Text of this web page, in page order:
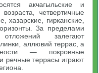
акчагыльские и
четвертичные
хазарские, гирканские,
За пределами
залегают
аллювий террас, а
— покровные
речные террасы играют